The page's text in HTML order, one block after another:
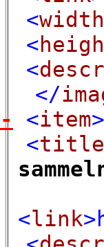
<width
<
<
</
-
<item>
<title
<link>